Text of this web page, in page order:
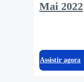
Mai 2022
Assistir agora